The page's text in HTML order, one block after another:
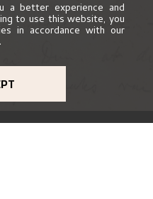
a better experience and
to use this website, you
in accordance with our
.